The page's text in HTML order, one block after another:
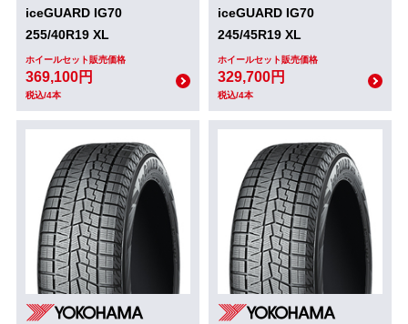
iceGUARD IG70
255/40R19 XL
ホイールセット販売価格
369,100円
税込/4本
iceGUARD IG70
245/45R19 XL
ホイールセット販売価格
329,700円
税込/4本